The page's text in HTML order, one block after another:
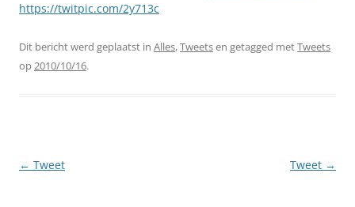
https://twitpic.com/2y713c
Dit bericht werd geplaatst in Alles,Tweetsen getagged metTweets
op2010/10/16.
Berichtnavigatie
← Tweet Tweet →